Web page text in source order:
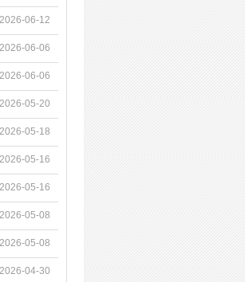
2026-06-12
2026-06-06
2026-06-06
2026-05-20
2026-05-18
2026-05-16
2026-05-16
2026-05-08
2026-05-08
2026-04-30